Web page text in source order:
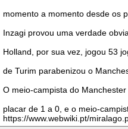
momento a momento desde os
Inzagi provou uma verdade
Holland, por sua vez, jogou 53
de Turim parabenizou o
O meio-campista do
placar de 1 a 0, e o meio-
https://www.webwiki.pt/